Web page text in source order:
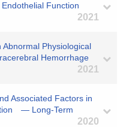
Function
2021
Abnormal Physiological
Hemorrhage
2021
Associated Factors in
― Long-Term
2020